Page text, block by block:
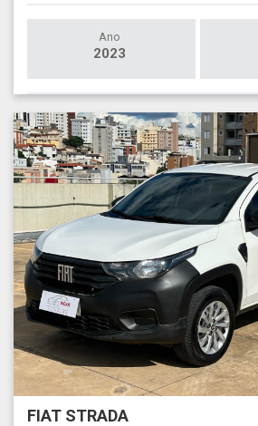
Ano
2023
FIAT STRADA